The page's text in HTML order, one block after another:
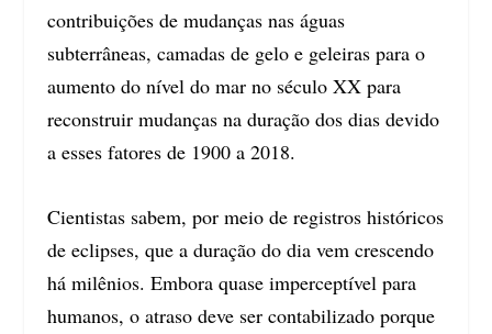
contribuições de mudanças nas águas
subterrâneas, camadas de gelo e geleiras para o
aumento do nível do mar no século XX para
reconstruir mudanças na duração dos dias devido
a esses fatores de 1900 a 2018.
Cientistas sabem, por meio de registros históricos
de eclipses, que a duração do dia vem crescendo
há milênios. Embora quase imperceptível para
humanos, o atraso deve ser contabilizado porque